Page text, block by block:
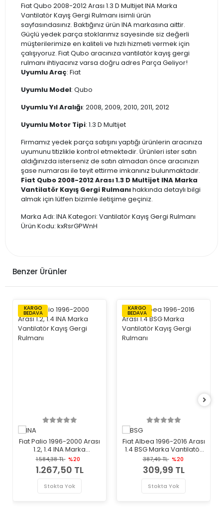
Fiat Qubo 2008-2012 Arası 1.3 D Multijet INA Marka
Vantilatör Kayış Gergi Rulmanı isimli ürün
sayfasındasınız. Baktığınız ürün INA markasına aittir.
Güçlü yedek parça stoklarımız sayesinde siz değerli
müşterilerimize en kaliteli ve hızlı hizmeti vermek için
çalışıyoruz. Fiat Qubo aracınıza vantilatör kayış gergi
rulmanı ihtiyacınız varsa doğru adres Parça Geliyor!
Uyumlu Araç: Fiat
Uyumlu Model: Qubo
Uyumlu Yıl Aralığı: 2008, 2009, 2010, 2011, 2012
Uyumlu Motor Tipi: 1.3 D Multijet
Firmamız yedek parça satışını yaptığı ürünlerin aracınıza
uyumunu titizlikle kontrol etmektedir. Ürünleri ister satın
aldığınızda isterseniz de satın almadan önce aracınızın
şase numarası ile teyit ettirme imkanınız bulunmaktadır.
Fiat Qubo 2008-2012 Arası 1.3 D Multijet INA Marka
Vantilatör Kayış Gergi Rulmanıhakkında detaylı bilgi
almak için lütfen bizimle iletişime geçiniz.
Marka Adı: INA Kategori: Vantilatör Kayış Gergi Rulmanı
Ürün Kodu: kxRsrGPWnH
Benzer Ürünler
KARGO
BEDAVA
Fiat Palio 1996-2000 Arası
1.2, 1.4 INA Marka
Vantilatör Kayış Gergi
Rulmanı
1.584,38 TL %20
1.267,50 TL
Stokta Yok
KARGO
BEDAVA
Fiat Albea 1996-2016 Arası
1.4 BSG Marka Vantilatör
Kayış Gergi Rulmanı
387,49 TL %20
309,99 TL
Stokta Yok